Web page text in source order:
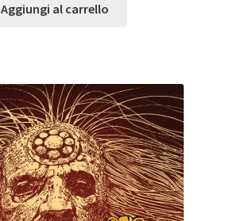
Aggiungi al carrello